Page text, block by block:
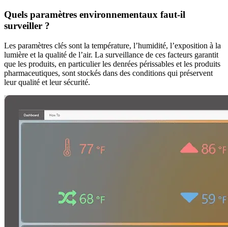
Quels paramètres environnementaux faut-il
surveiller ?
Les paramètres clés sont la température, l’humidité, l’exposition à la
lumière et la qualité de l’air. La surveillance de ces facteurs garantit
que les produits, en particulier les denrées périssables et les produits
pharmaceutiques, sont stockés dans des conditions qui préservent
leur qualité et leur sécurité.